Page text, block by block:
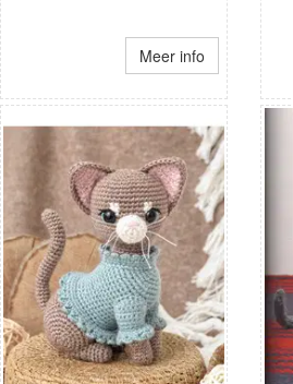
Meer info